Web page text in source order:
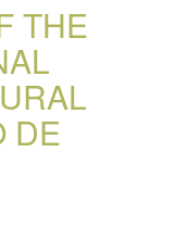
THE
DE